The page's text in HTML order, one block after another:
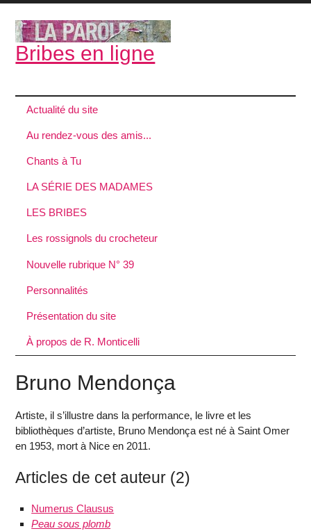
Bribes en ligne
Actualité du site
Au rendez-vous des amis...
Chants à Tu
LA SÉRIE DES MADAMES
LES BRIBES
Les rossignols du crocheteur
Nouvelle rubrique N° 39
Personnalités
Présentation du site
À propos de R. Monticelli
Bruno Mendonça
Artiste, il s’illustre dans la performance, le livre et les
bibliothèques d’artiste, Bruno Mendonça est né à Saint Omer
en 1953, mort à Nice en 2011.
Articles de cet auteur (2)
Numerus Clausus
Peau sous plomb